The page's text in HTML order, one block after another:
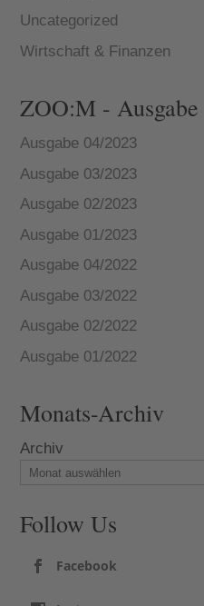
Uncategorized
Wirtschaft & Finanzen
ZOO:M - Ausgabe
Ausgabe 04/2023
Ausgabe 03/2023
Ausgabe 02/2023
Ausgabe 01/2023
Ausgabe 04/2022
Ausgabe 03/2022
Ausgabe 02/2022
Ausgabe 01/2022
Monats-Archiv
Archiv
Follow Us
Facebook